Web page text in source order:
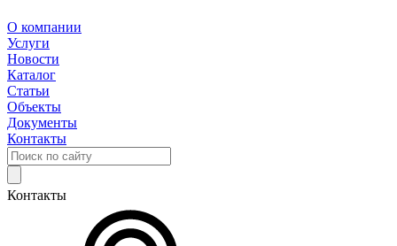
О компании
Услуги
Новости
Каталог
Статьи
Объекты
Документы
Контакты
Контакты